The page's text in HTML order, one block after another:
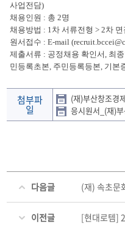
사업전담)
채용인원 : 총 2명
채용방법 : 1차 서류전형 > 2차 면
원서접수 : E-mail
제출서류 : 공정채용 확인서, 최
민등록초본, 주민등록등본, 기본
첨부파
일
(재)부산창조경
응시원서_(재)
다음글 (재) 속초문화관광
이전글 [현대로템]